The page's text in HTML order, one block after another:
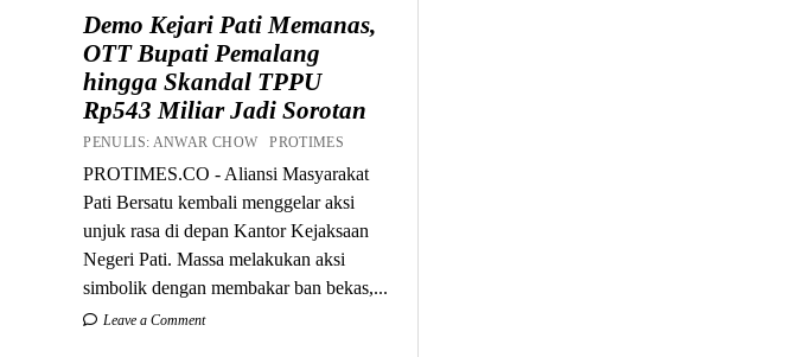
Demo Kejari Pati Memanas,
OTT Bupati Pemalang
hingga Skandal TPPU
Rp543 Miliar Jadi Sorotan
PENULIS: ANWAR CHOW PROTIMES
PROTIMES.CO - Aliansi Masyarakat
Pati Bersatu kembali menggelar aksi
unjuk rasa di depan Kantor Kejaksaan
Negeri Pati. Massa melakukan aksi
simbolik dengan membakar ban bekas,...
Leave a Comment